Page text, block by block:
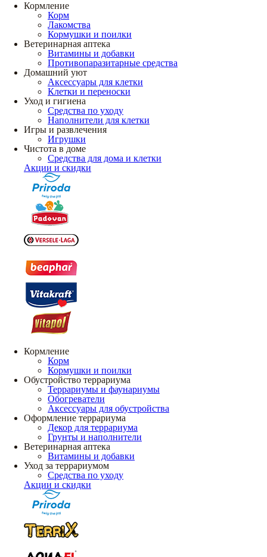
Кормление
Корм
Лакомства
Кормушки и поилки
Ветеринарная аптека
Витамины и добавки
Противопаразитарные средства
Домашний уют
Аксессуары для клетки
Клетки и переноски
Уход и гигиена
Средства по уходу
Наполнители для клетки
Игры и развлечения
Игрушки
Чистота в доме
Средства для дома и клетки
Акции и скидки
Кормление
Корм
Кормушки и поилки
Обустройство террариума
Террариумы и фаунариумы
Обогреватели
Аксессуары для обустройства
Оформление террариума
Декор для террариума
Грунты и наполнители
Ветеринарная аптека
Витамины и добавки
Уход за террариумом
Средства по уходу
Акции и скидки